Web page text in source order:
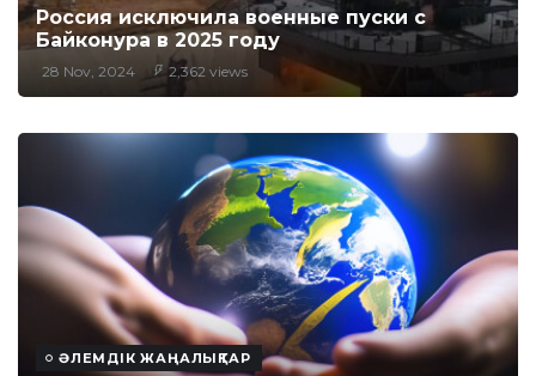
Россия исключила военные пуски с
Байконура в 2025 году
28 Nov, 2024 2,362 views
ӘЛЕМДІК ЖАҢАЛЫҚТАР